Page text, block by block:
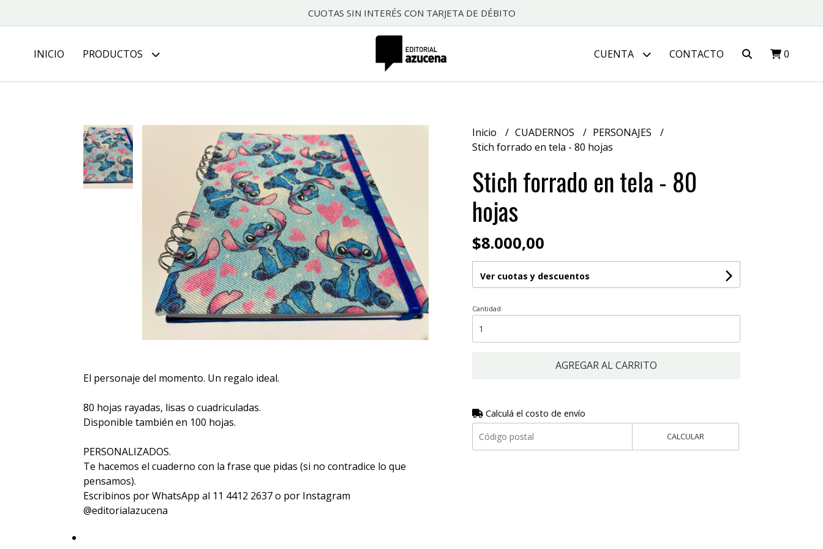
CUOTAS SIN INTERÉS CON TARJETA DE DÉBITO
INICIO PRODUCTOS CUENTA CONTACTO 0
El personaje del momento. Un regalo ideal.
80 hojas rayadas, lisas o cuadriculadas.
Disponible también en 100 hojas.
PERSONALIZADOS.
Te hacemos el cuaderno con la frase que pidas (si no contradice lo que
pensamos).
Escribinos por WhatsApp al 11 4412 2637 o por Instagram
@editorialazucena
Inicio CUADERNOS
PERSONAJES
Stich forrado en tela - 80 hojas
Stich forrado en tela - 80
hojas
$8.000,00
Ver cuotas y descuentos
Cantidad
AGREGAR AL CARRITO
Calculá el costo de envío
CALCULAR